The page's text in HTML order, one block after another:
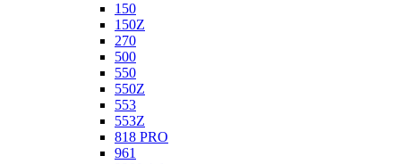
150
150Z
270
500
550
550Z
553
553Z
818 PRO
961